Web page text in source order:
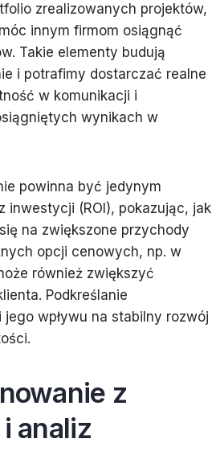
zrealizowanych projektów,
innym firmom osiągnąć
Takie elementy budują
i potrafimy dostarczać realne
w komunikacji i
wynikach w
powinna być jedynym
inwestycji (ROI), pokazując, jak
na zwiększone przychody
opcji cenowych, np. w
również zwiększyć
Podkreślanie
wpływu na stabilny rozwój
z
analiz